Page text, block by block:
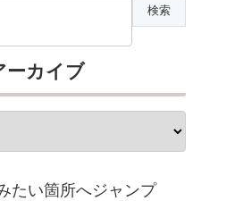
ーカイブ
たい箇所へジャンプ